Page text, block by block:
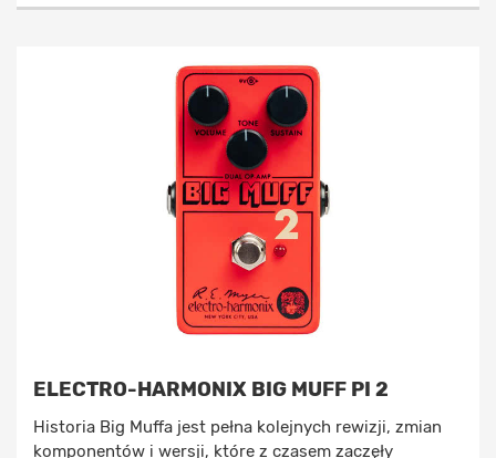
ELECTRO-HARMONIX BIG MUFF PI 2
Historia Big Muffa jest pełna kolejnych rewizji, zmian
komponentów i wersji, które z czasem zaczęły